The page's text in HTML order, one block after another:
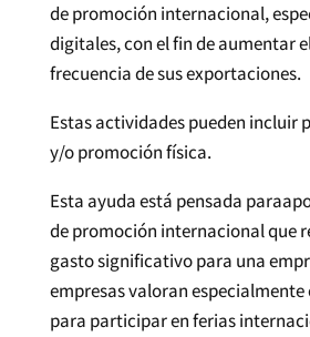
de promoción internacional,
digitales, con el fin de aumentar
frecuencia de sus exportaciones.
Estas actividades pueden incluir
y/o promoción física.
Esta ayuda está pensada para
de promoción internacional que
gasto significativo para una
empresas valoran
para participar en ferias